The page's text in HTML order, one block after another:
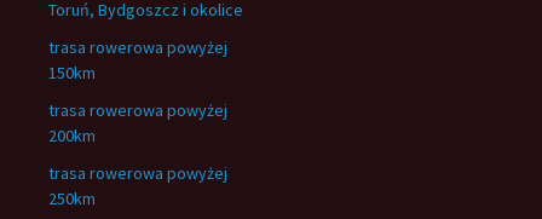
Toruń, Bydgoszcz i okolice
trasa rowerowa powyżej
150km
trasa rowerowa powyżej
200km
trasa rowerowa powyżej
250km